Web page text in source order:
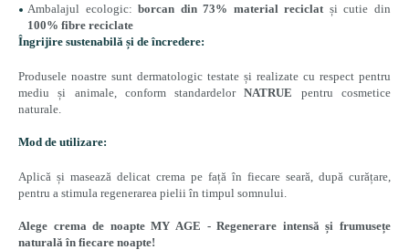
Ambalajul ecologic:borcan din 73% material reciclatși cutie din
100% fibre reciclate
Îngrijire sustenabilă și de încredere:
Produsele noastre sunt dermatologic testate și realizate cu respect pentru
mediu și animale, conform standardelorNATRUE pentru cosmetice
naturale.
Mod de utilizare:
Aplică și masează delicat crema pe față în fiecare seară, după curățare,
pentru a stimula regenerarea pielii în timpul somnului.
Alege crema de noapte MY AGE - Regenerare intensă și frumusețe
naturală în fiecare noapte!